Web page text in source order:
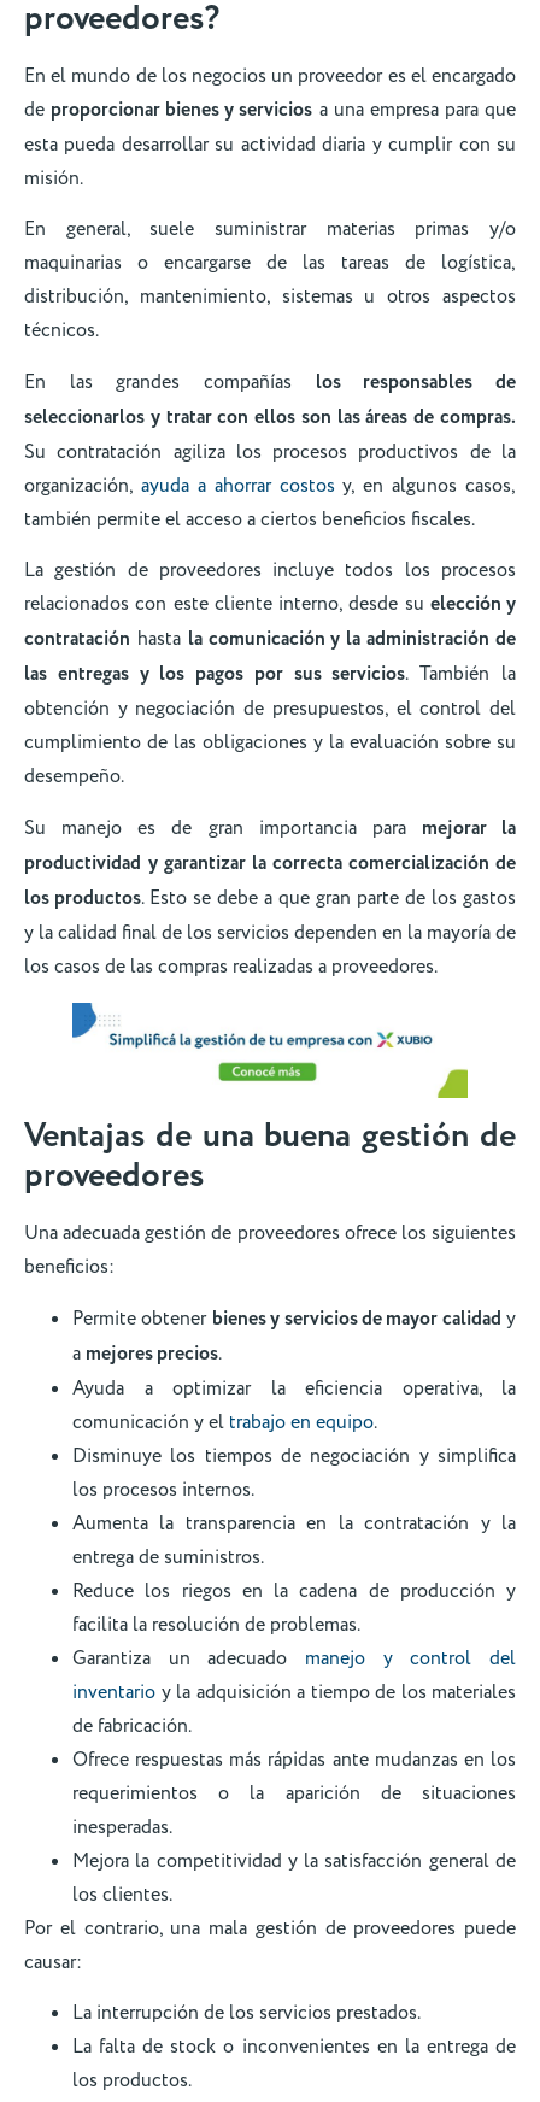
proveedores?
En el mundo de los negocios un proveedor es el encargado
de proporcionar bienes y servicios a una empresa para que
esta pueda desarrollar su actividad diaria y cumplir con su
misión.
En general, suele suministrar materias primas y/o
maquinarias o encargarse de las tareas de logística,
distribución, mantenimiento, sistemas u otros aspectos
técnicos.
En las grandes compañías los responsables de
seleccionarlos y tratar con ellos son las áreas de compras.
Su contratación agiliza los procesos productivos de la
organización, ayuda a ahorrar costosy, en algunos casos,
también permite el acceso a ciertos beneficios fiscales.
La gestión de proveedores incluye todos los procesos
relacionados con este cliente interno, desde su elección y
contratación hasta la comunicación y la administración de
las entregas y los pagos por sus servicios. También la
obtención y negociación de presupuestos, el control del
cumplimiento de las obligaciones y la evaluación sobre su
desempeño.
Su manejo es de gran importancia para mejorar la
productividad y garantizar la correcta comercialización de
los productos. Esto se debe a que gran parte de los gastos
y la calidad final de los servicios dependen en la mayoría de
los casos de las compras realizadas a proveedores.
Ventajas de una buena gestión de
proveedores
Una adecuada gestión de proveedores ofrece los siguientes
beneficios:
Permite obtener bienes y servicios de mayor calidad y
a mejores precios.
Ayuda a optimizar la eficiencia operativa, la
comunicación y el trabajo en equipo.
Disminuye los tiempos de negociación y simplifica
los procesos internos.
Aumenta la transparencia en la contratación y la
entrega de suministros.
Reduce los riegos en la cadena de producción y
facilita la resolución de problemas.
Garantiza un adecuado manejo y control del
inventario y la adquisición a tiempo de los materiales
de fabricación.
Ofrece respuestas más rápidas ante mudanzas en los
requerimientos o la aparición de situaciones
inesperadas.
Mejora la competitividad y la satisfacción general de
los clientes.
Por el contrario, una mala gestión de proveedores puede
causar:
La interrupción de los servicios prestados.
La falta de stock o inconvenientes en la entrega de
los productos.